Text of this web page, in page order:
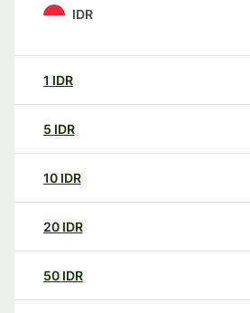
IDR
1 IDR
5 IDR
10 IDR
20 IDR
50 IDR